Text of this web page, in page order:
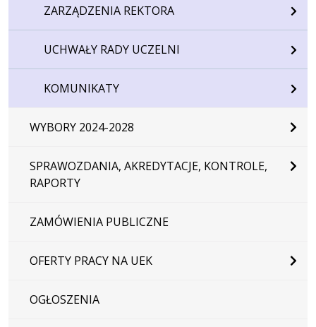
ZARZĄDZENIA REKTORA
UCHWAŁY RADY UCZELNI
KOMUNIKATY
WYBORY 2024-2028
SPRAWOZDANIA, AKREDYTACJE, KONTROLE,
RAPORTY
ZAMÓWIENIA PUBLICZNE
OFERTY PRACY NA UEK
OGŁOSZENIA